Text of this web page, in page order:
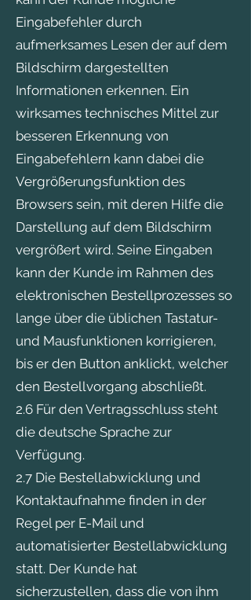
Eingabefehler durch
aufmerksames Lesen der auf dem
Bildschirm dargestellten
Informationen erkennen. Ein
wirksames technisches Mittel zur
besseren Erkennung von
Eingabefehlern kann dabei die
Vergrößerungsfunktion des
Browsers sein, mit deren Hilfe die
Darstellung auf dem Bildschirm
vergrößert wird. Seine Eingaben
kann der Kunde im Rahmen des
elektronischen Bestellprozesses so
lange über die üblichen Tastatur-
und Mausfunktionen korrigieren,
bis er den Button anklickt, welcher
den Bestellvorgang abschließt.
2.6 Für den Vertragsschluss steht
die deutsche Sprache zur
Verfügung.
2.7 Die Bestellabwicklung und
Kontaktaufnahme finden in der
Regel per E-Mail und
automatisierter Bestellabwicklung
statt. Der Kunde hat
sicherzustellen, dass die von ihm